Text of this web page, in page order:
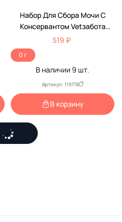
Набор Для Сбора Мочи С
Консервантом Vetзабота
(Ветзабота)
519 ₽
0 г
В наличии 9 шт.
Артикул: 119718
В корзину